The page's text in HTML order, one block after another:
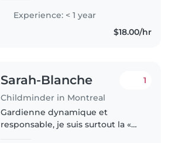
service à l'enfance, je suis
passionnée par le travail avec
Experience: < 1 year
$18.00/hr
Sarah-Blanche
Childminder in Montreal
1
Gardienne dynamique et
responsable, je suis surtout la «